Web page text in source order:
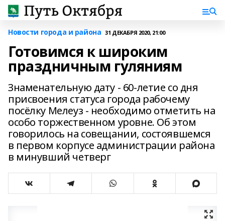
Новости города и района 31 ДЕКАБРЯ 2020, 21:00
Готовимся к широким
праздничным гуляниям
Знаменательную дату - 60-летие со дня
присвоения статуса города рабочему
посёлку Мелеуз - необходимо отметить на
особо торжественном уровне. Об этом
говорилось на совещании, состоявшемся
в первом корпусе администрации района
в минувший четверг